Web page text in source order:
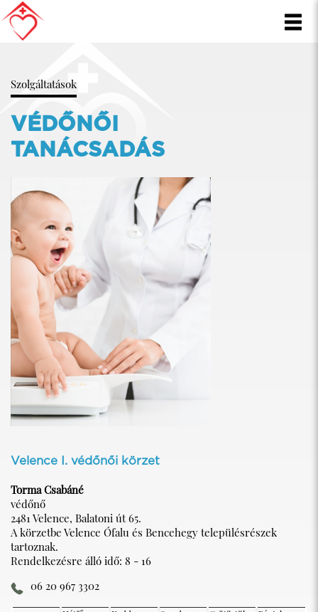
Szolgáltatások
VÉDŐNŐI
TANÁCSADÁS
Velence I. védőnői körzet
Torma Csabáné
védőnő
2481 Velence, Balatoni út 65.
A körzetbe Velence Ófalu és Bencehegy településrészek
tartoznak.
Rendelkezésre álló idő: 8 - 16
06 20 967 3302